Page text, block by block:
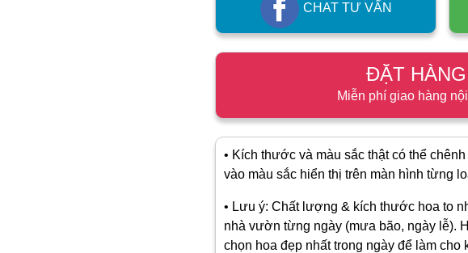
CHAT TƯ VẤN
ĐẶT
Miễn phí giao hàng
• Kích thước và màu sắc thật có thể
vào màu sắc hiển thị trên màn hình từng
• Lưu ý: Chất lượng & kích thước hoa to
nhà vườn từng ngày (mưa bão, ngày lễ).
chọn hoa đẹp nhất trong ngày để làm cho